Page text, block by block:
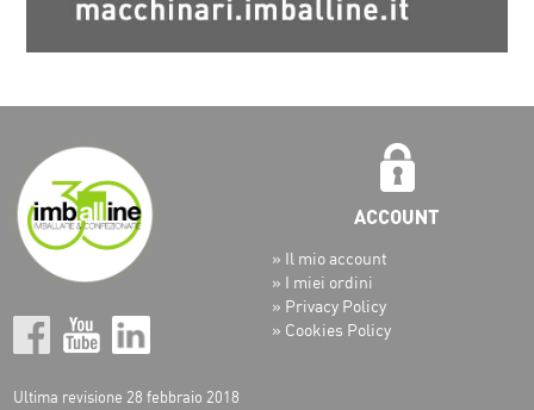
Ultima revisione 28 febbraio 2018
» Il mio account
» I miei ordini
» Privacy Policy
» Cookies Policy